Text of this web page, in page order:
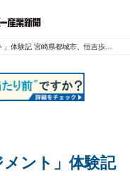
崎県都城市、恒吉歩ケアマネジャーに聞く
メント」体験記